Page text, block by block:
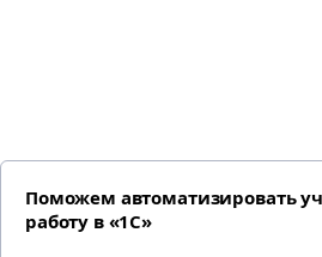
Поможем автоматизировать
работу в «1С»